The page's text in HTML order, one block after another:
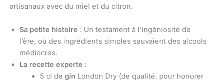
artisanaux avec du miel et du citron.
Sa petite histoire : Un testament à l’ingéniosité de
l’ère, où des ingrédients simples sauvaient des alcools
médiocres.
La recette experte :
5 cl de gin London Dry (de qualité, pour honorer